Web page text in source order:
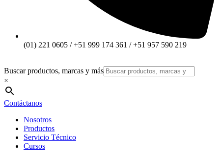
(01) 221 0605 / +51 999 174 361 / +51 957 590 219
Buscar productos, marcas y más
×
Contáctanos
Nosotros
Productos
Servicio Técnico
Cursos